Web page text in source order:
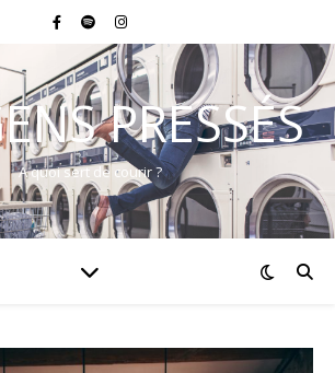
PRESSÉS
A quoi sert de courir ?